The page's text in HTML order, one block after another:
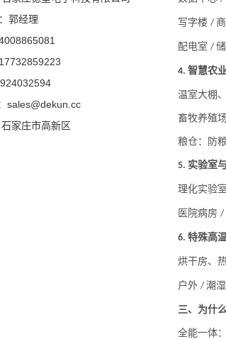
写字楼 /
配电室 /
4. 智慧农
温室大棚
畜牧养殖
粮仓：防
5. 实验室
理化实验
医院病房 /
6. 特殊高
烘干房、
户外 / 潮湿
三、为什
全能一体
郭经理
sales@dekun.cc
家庄市高新区